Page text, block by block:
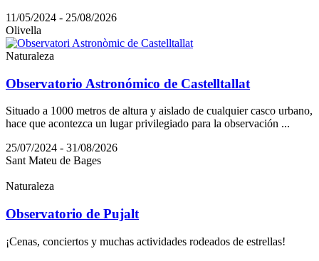
11/05/2024 - 25/08/2026
Olivella
Naturaleza
Observatorio Astronómico de Castelltallat
Situado a 1000 metros de altura y aislado de cualquier casco urbano,
hace que acontezca un lugar privilegiado para la observación ...
25/07/2024 - 31/08/2026
Sant Mateu de Bages
Naturaleza
Observatorio de Pujalt
¡Cenas, conciertos y muchas actividades rodeados de estrellas!